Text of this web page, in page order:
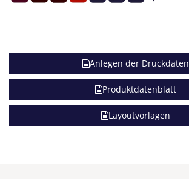
Anlegen der Druckdaten
Produktdatenblatt
Layoutvorlagen